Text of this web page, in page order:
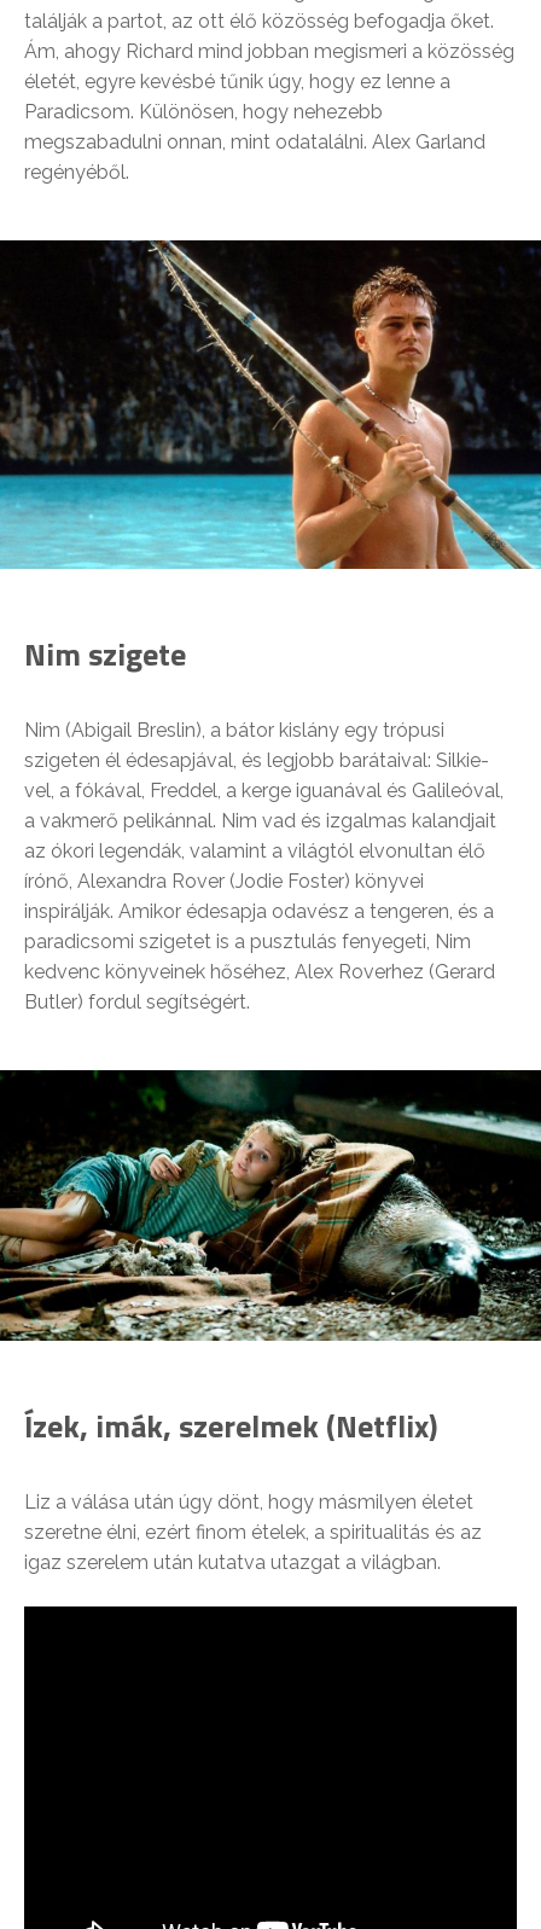
találják a partot, az ott élő közösség befogadja őket.
Ám, ahogy Richard mind jobban megismeri a közösség
életét, egyre kevésbé tűnik úgy, hogy ez lenne a
Paradicsom. Különösen, hogy nehezebb
megszabadulni onnan, mint odatalálni. Alex Garland
regényéből.
Nim szigete
Nim (Abigail Breslin), a bátor kislány egy trópusi
szigeten él édesapjával, és legjobb barátaival: Silkie-
vel, a fókával, Freddel, a kerge iguanával és Galileóval,
a vakmerő pelikánnal. Nim vad és izgalmas kalandjait
az ókori legendák, valamint a világtól elvonultan élő
írónő, Alexandra Rover (Jodie Foster) könyvei
inspirálják. Amikor édesapja odavész a tengeren, és a
paradicsomi szigetet is a pusztulás fenyegeti, Nim
kedvenc könyveinek hőséhez, Alex Roverhez (Gerard
Butler) fordul segítségért.
Ízek, imák, szerelmek (Netflix)
Liz a válása után úgy dönt, hogy másmilyen életet
szeretne élni, ezért finom ételek, a spiritualitás és az
igaz szerelem után kutatva utazgat a világban.